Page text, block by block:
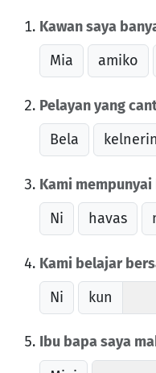
Kawan saya
Mia
amiko
Pelayan yang
Bela
Kami
Ni
havas
Kami belajar
Ni
kun
Ibu bapa saya